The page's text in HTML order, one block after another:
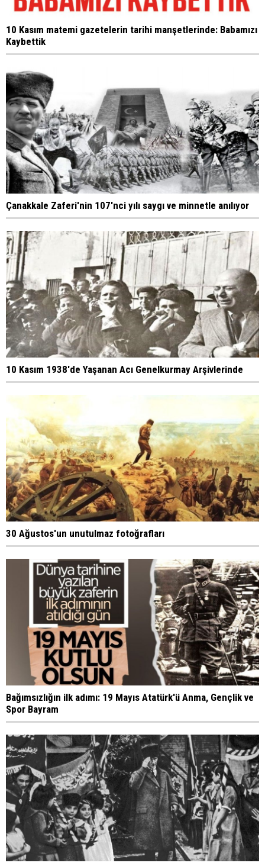
10 Kasım matemi gazetelerin tarihi manşetlerinde: Babamızı
Kaybettik
Çanakkale Zaferi'nin 107'nci yılı saygı ve minnetle anılıyor
10 Kasım 1938'de Yaşanan Acı Genelkurmay Arşivlerinde
30 Ağustos'un unutulmaz fotoğrafları
Bağımsızlığın ilk adımı: 19 Mayıs Atatürk'ü Anma, Gençlik ve
Spor Bayram